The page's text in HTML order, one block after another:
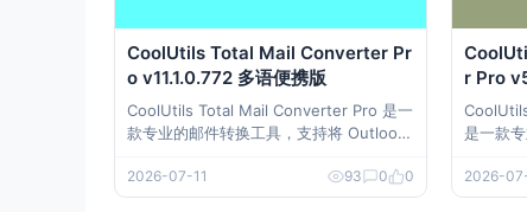
CoolUtils Total Mail Converter Pr
o v11.1.0.772 多语便携版
CoolUtils Total Mail Converter Pro 是一
款专业的邮件转换工具，支持将 Outloo
多种邮件格式（PST、MSG、EML、EML
X 等）转换为 PDF、TXT、HTML、DO
2026-07-11 93 0 0
r Pro
是一款
SG、
C、
2026-